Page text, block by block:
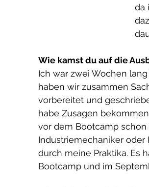
da
Wie kamst du auf die
Ich war zwei Wochen
haben wir zusammen
vorbereitet und
habe Zusagen
vor dem Bootcamp
Industriemechaniker
durch meine Praktika. Es
Bootcamp und im